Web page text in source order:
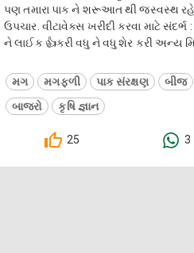
પણ તમારા પાક ને શરૂઆત થી જસ્વસ્થ રહે
ઉપચાર. વીટાવેક્સ ખરીદી કરવા માટે
ને લાઈક 👍કરી વધુ ને વધુ શેર કરી અન્ય
મગ મગફળી પાક સંરક્ષણ બીજ
બાજરો
કૃષિ જ્ઞાન
25 3